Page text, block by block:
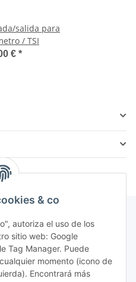
& co
autoriza el uso de los
sitio web: Google
Tag Manager. Puede
momento (icono de
Encontrará más
salida para
/ TSI
€ *
a
privacidad, les ruego me
de productos por correo